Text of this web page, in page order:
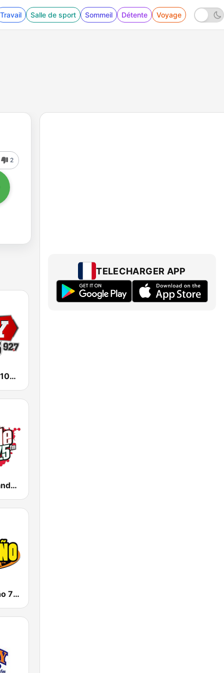
Travail Salle de sport Sommeil Détente Voyage
2
KESO La Ley 102.5 and 92.7 FM
KMVK La Grande 107.5 FM
KSAH Norteño 720 y 104.1
TELECHARGER APP